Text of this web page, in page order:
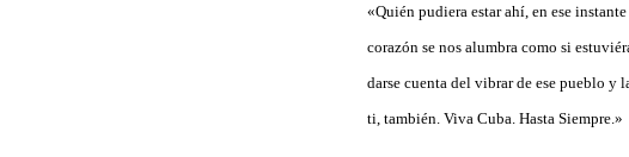
«Quién pudiera estar ahí, en ese
corazón se nos alumbra como si
darse cuenta del vibrar de ese pueblo y
ti, también. Viva Cuba. Hasta Siempre.»